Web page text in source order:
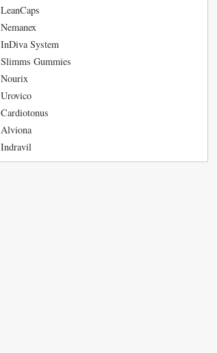
LeanCaps
Nemanex
InDiva System
Slimms Gummies
Nourix
Urovico
Cardiotonus
Alviona
Indravil